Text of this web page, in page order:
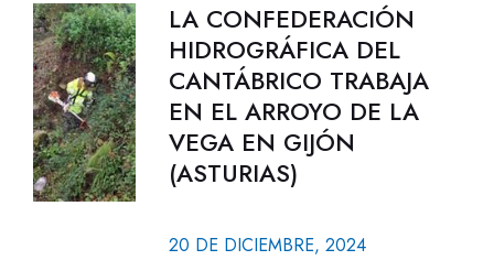
LA CONFEDERACIÓN
HIDROGRÁFICA DEL
CANTÁBRICO TRABAJA
EN EL ARROYO DE LA
VEGA EN GIJÓN
(ASTURIAS)
20 DE DICIEMBRE, 2024